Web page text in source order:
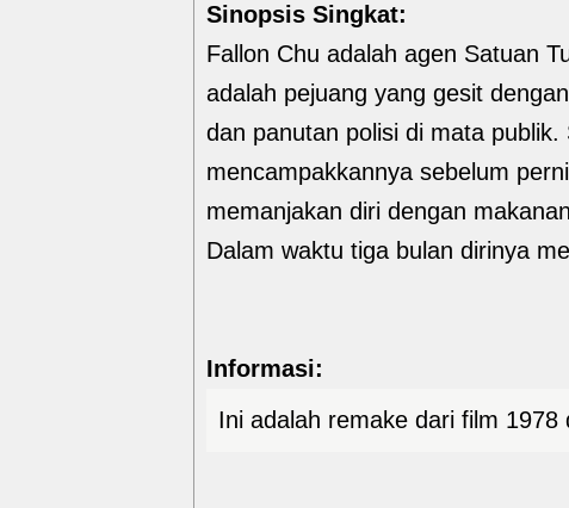
Sinopsis Singkat:
Fallon Chu adalah agen Satuan
adalah pejuang yang gesit
dan panutan polisi di mata
mencampakkannya sebelum
memanjakan diri dengan
Dalam waktu tiga bulan dirinya
Informasi:
Ini adalah remake dari film 1978